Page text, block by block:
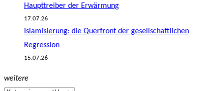
Haupttreiber der Erwärmung
17.07.26
Islamisierung: die Querfront der gesellschaftlichen
Regression
15.07.26
weitere